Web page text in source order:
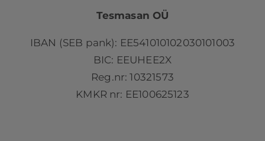
Tesmasan OÜ
IBAN (SEB pank): EE541010102030101003
BIC: EEUHEE2X
Reg.nr: 10321573
KMKR nr: EE100625123